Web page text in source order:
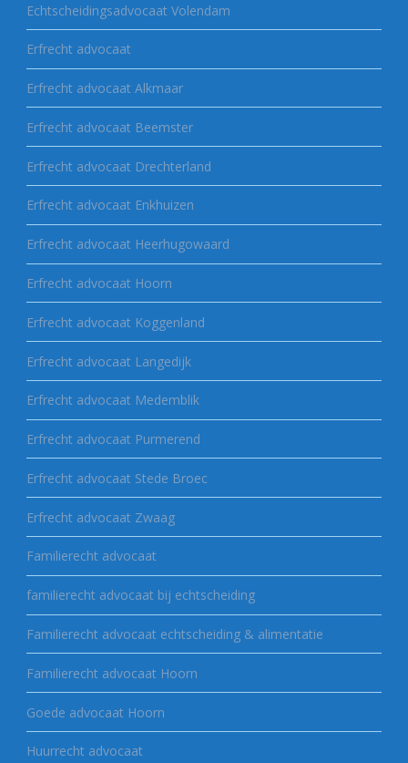
Echtscheidingsadvocaat Volendam
Erfrecht advocaat
Erfrecht advocaat Alkmaar
Erfrecht advocaat Beemster
Erfrecht advocaat Drechterland
Erfrecht advocaat Enkhuizen
Erfrecht advocaat Heerhugowaard
Erfrecht advocaat Hoorn
Erfrecht advocaat Koggenland
Erfrecht advocaat Langedijk
Erfrecht advocaat Medemblik
Erfrecht advocaat Purmerend
Erfrecht advocaat Stede Broec
Erfrecht advocaat Zwaag
Familierecht advocaat
familierecht advocaat bij echtscheiding
Familierecht advocaat echtscheiding & alimentatie
Familierecht advocaat Hoorn
Goede advocaat Hoorn
Huurrecht advocaat